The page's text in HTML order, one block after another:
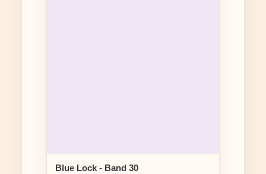
Blue Lock - Band 30